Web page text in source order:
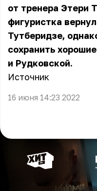
от тренера Этери
фигуристка
Тутберидзе,
сохранить
и Рудковской.
Источник
16 июня 14:23 2022